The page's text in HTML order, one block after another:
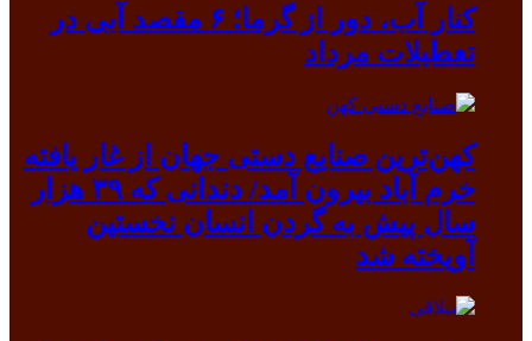
کنار آب، دور از گرما؛ ۶ مقصد آبی در
تعطیلات مرداد
کهن‌ترین صنایع دستی جهان از غار یافته
خرم آباد بیرون آمد/ دندانی که ۳۹ هزار
سال پیش به گردن انسان نخستین
آویخته شد